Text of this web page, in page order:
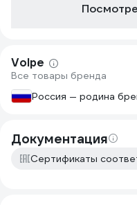
Volpe
Все товары бренда
Россия — родина
Документация
Сертификаты